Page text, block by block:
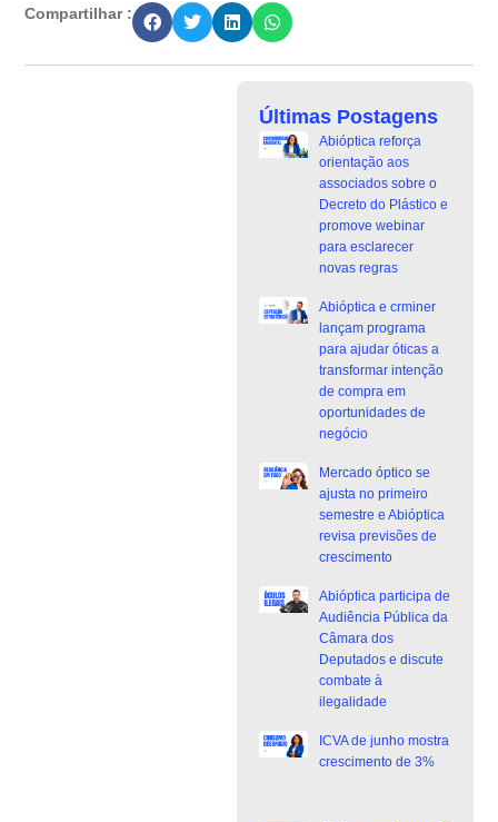
Compartilhar :
Últimas Postagens
Abióptica reforça
orientação aos
associados sobre o
Decreto do Plástico e
promove webinar
para esclarecer
novas regras
Abióptica e crminer
lançam programa
para ajudar óticas a
transformar intenção
de compra em
oportunidades de
negócio
Mercado óptico se
ajusta no primeiro
semestre e Abióptica
revisa previsões de
crescimento
Abióptica participa de
Audiência Pública da
Câmara dos
Deputados e discute
combate à
ilegalidade
ICVA de junho mostra
crescimento de 3%